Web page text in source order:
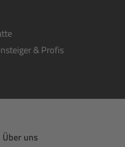
& Profis
Über uns